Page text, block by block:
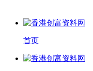
首页